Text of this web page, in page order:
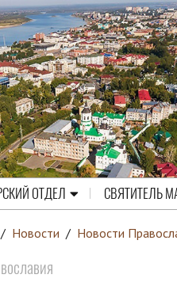
ОТДЕЛ СВЯТИТЕЛЬ
/ Новости / Новости